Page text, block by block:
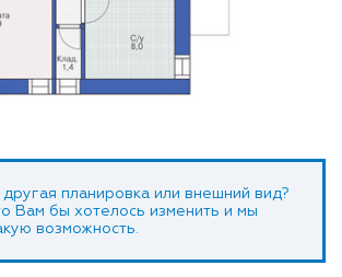
планировка или внешний вид?
Вам бы хотелось изменить и мы
возможность.